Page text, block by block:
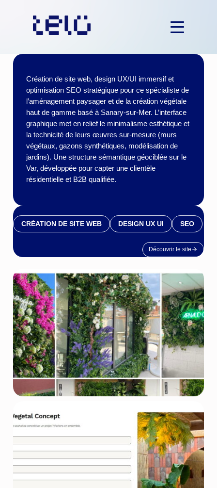
Création de site web, design UX/UI immersif et
optimisation SEO stratégique pour ce spécialiste de
l’aménagement paysager et de la création végétale
haut de gamme basé à Sanary-sur-Mer. L’interface
graphique met en relief le minimalisme esthétique et
la technicité de leurs œuvres sur-mesure (murs
végétaux, gazons synthétiques, modélisation de
jardins). Une structure sémantique géociblée sur le
Var, développée pour capter une clientèle
résidentielle et B2B qualifiée.
CRÉATION DE SITE WEB DESIGN UX UI SEO
Découvrir le site